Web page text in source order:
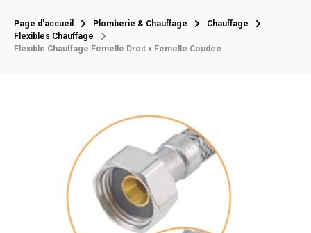
Page d'accueil Plomberie & Chauffage
Chauffage
Flexibles Chauffage
Flexible Chauffage Femelle Droit x Femelle Coudée